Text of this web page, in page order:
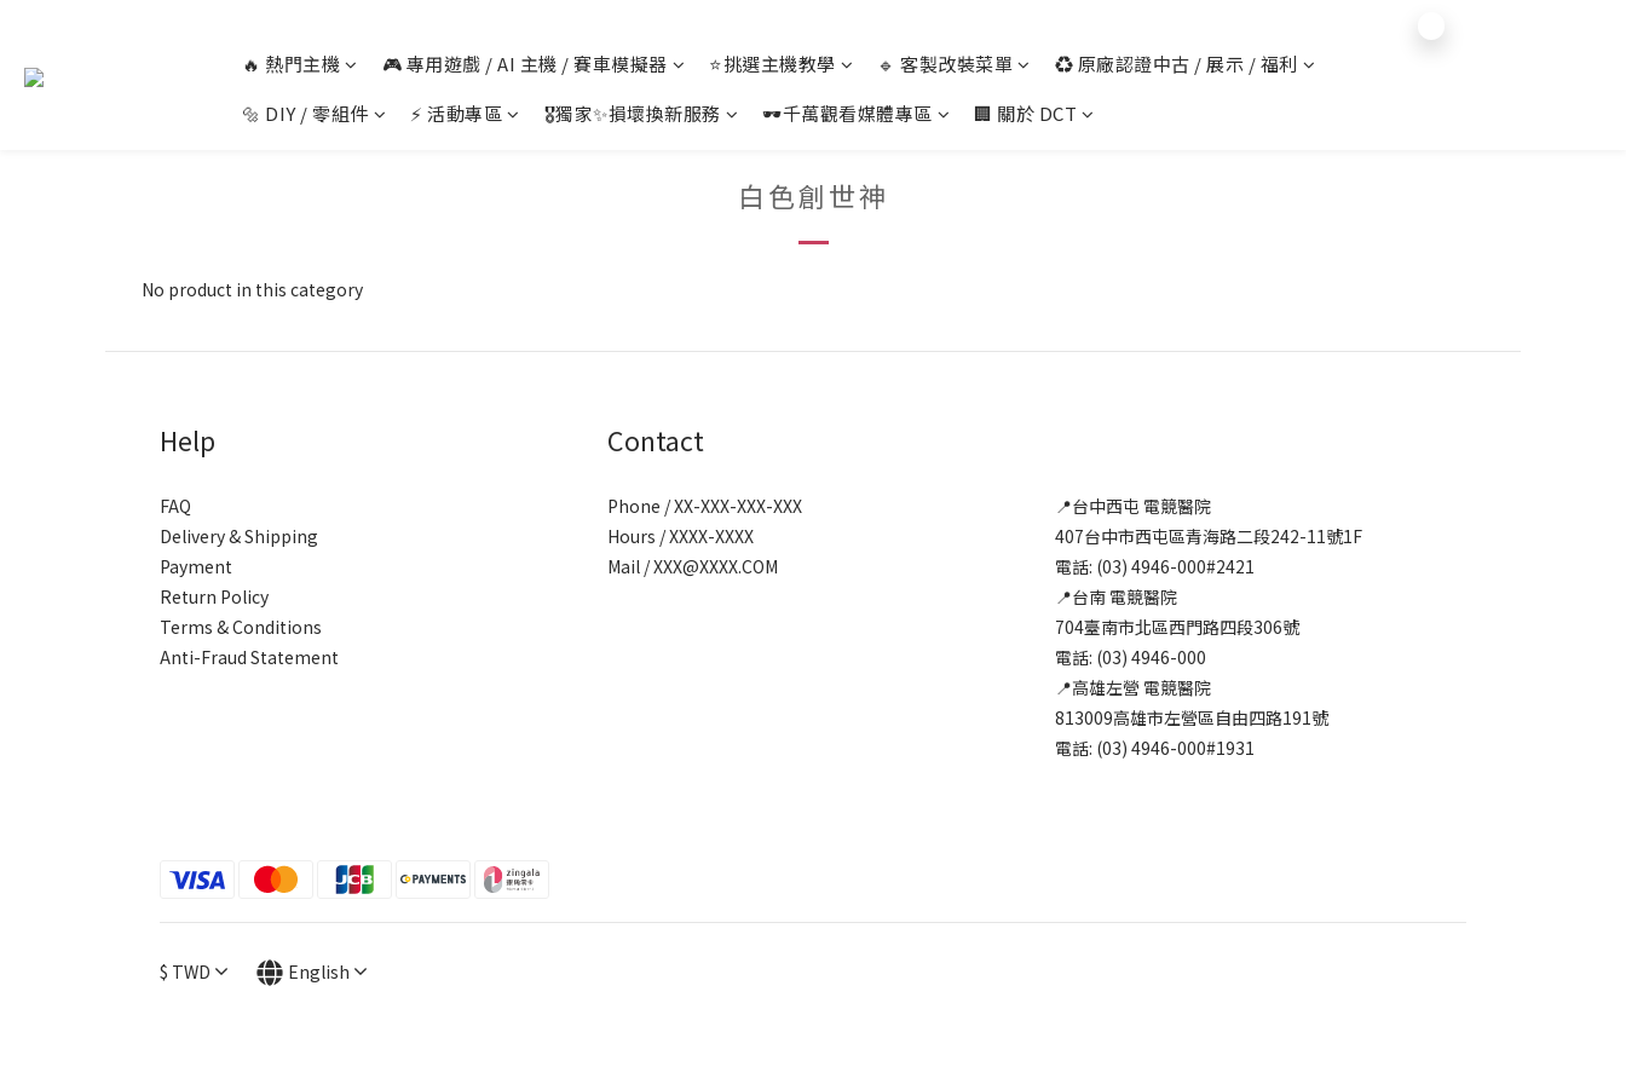
🔥 熱門主機 🎮 專用遊戲 / AI 主機 / 賽車模擬器 ⭐挑選主機教學 🔹 客製改裝菜單
♻️ 原廠認證中古 / 展示 / 福利
🔩 DIY / 零組件
⚡ 活動專區 🎖️獨家✨損壞換新服務 🕶️千萬觀看媒體專區 🏢 關於 DCT
白色創世神
No product in this category
Help
FAQ
Delivery & Shipping
Payment
Return Policy
Terms & Conditions
Anti-Fraud Statement
Contact
Phone / XX-XXX-XXX-XXX
Hours / XXXX-XXXX
Mail / XXX@XXXX.COM
📍台中西屯 電競醫院
407台中市西屯區青海路二段242-11號1F
電話: (03) 4946-000#2421
📍台南 電競醫院
704臺南市北區西門路四段306號
電話: (03) 4946-000
📍高雄左營 電競醫院
813009高雄市左營區自由四路191號
電話: (03) 4946-000#1931
$ TWD English